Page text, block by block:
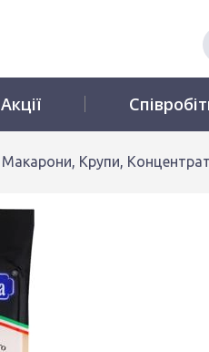
Акції
Макарони, Крупи,